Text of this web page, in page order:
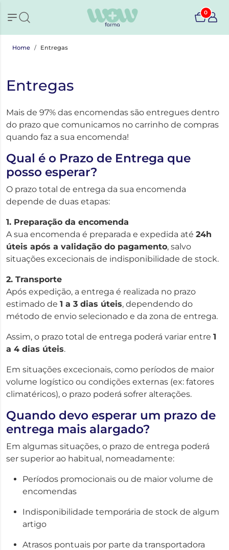
0
Home Entregas
Entregas
Mais de 97% das encomendas são entregues dentro
do prazo que comunicamos no carrinho de compras
quando faz a sua encomenda!
Qual é o Prazo de Entrega que
posso esperar?
O prazo total de entrega da sua encomenda
depende de duas etapas:
1. Preparação da encomenda
A sua encomenda é preparada e expedida até 24h
úteis após a validação do pagamento, salvo
situações excecionais de indisponibilidade de stock.
2. Transporte
Após expedição, a entrega é realizada no prazo
estimado de 1 a 3 dias úteis, dependendo do
método de envio selecionado e da zona de entrega.
Assim, o prazo total de entrega poderá variar entre 1
a 4 dias úteis.
Em situações excecionais, como períodos de maior
volume logístico ou condições externas (ex: fatores
climatéricos), o prazo poderá sofrer alterações.
Quando devo esperar um prazo de
entrega mais alargado?
Em algumas situações, o prazo de entrega poderá
ser superior ao habitual, nomeadamente:
Períodos promocionais ou de maior volume de
encomendas
Indisponibilidade temporária de stock de algum
artigo
Atrasos pontuais por parte da transportadora